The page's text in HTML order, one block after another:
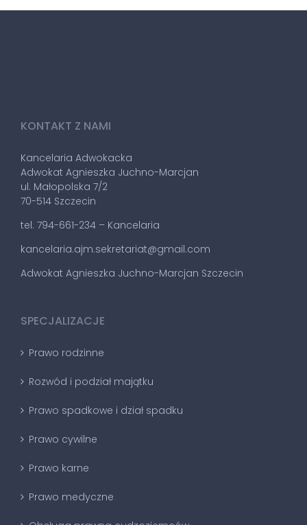
KONTAKT Z NAMI
Kancelaria Adwokacka
Adwokat Agnieszka Juchno-Marcjan
ul. Małopolska 7/2
70-514 Szczecin
tel. 794-661-234 – Kancelaria
kancelaria.ajm.sekretariat@gmail.com
Adwokat Agnieszka Juchno-Marcjan Szczecin
SPECJALIZACJE
Prawo rodzinne
Rozwód i podział majątku
Prawo spadkowe i dział spadku
Prawo cywilne
Prawo karne
Prawo medyczne